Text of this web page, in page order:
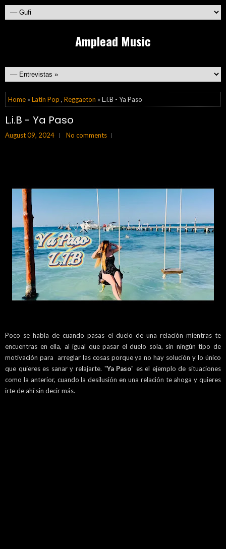
Amplead Music
Home » Latin Pop , Reggaeton » L.i.B - Ya Paso
L.i.B - Ya Paso
August 09, 2024 No comments
Poco se habla de cuando pasas el duelo de una relación mientras te
encuentras en ella, al igual que pasar el duelo sola, sin ningún tipo de
motivación para arreglar las cosas porque ya no hay solución y lo único
que quieres es sanar y relajarte. "Ya Paso" es el ejemplo de situaciones
como la anterior, cuando la desilusión en una relación te ahoga y quieres
irte de ahí sin decir más.